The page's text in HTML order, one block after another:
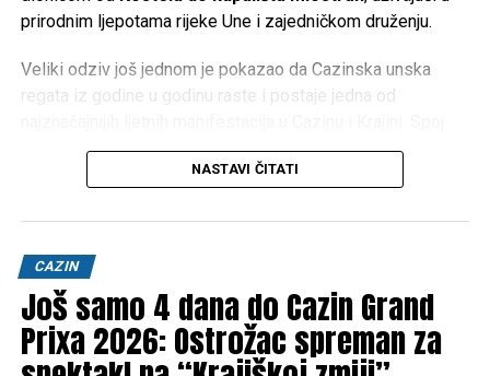
prirodnim ljepotama rijeke Une i zajedničkom druženju.
Veliki odziv još jednom je pokazao da Cazinska unska
regata iz godine u godinu raste i postaje jedna od
sporta, rekreacije, prirode i zajedništva privukao je
učesnike različitih generacija, ali i veliki broj posjetilaca
pripremu i logistiku. Zahvaljujući angažmanu organizatora,
podršciGrada CazinaiCentra za kulturu i turizam
Cazin, regata je protekla u najboljem redu, uz odličnu
organizaciju i pozitivne reakcije svih prisutnih.
NASTAVI ČITATI
CAZIN
Još samo 4 dana do Cazin Grand
Prixa 2026: Ostrožac spreman za